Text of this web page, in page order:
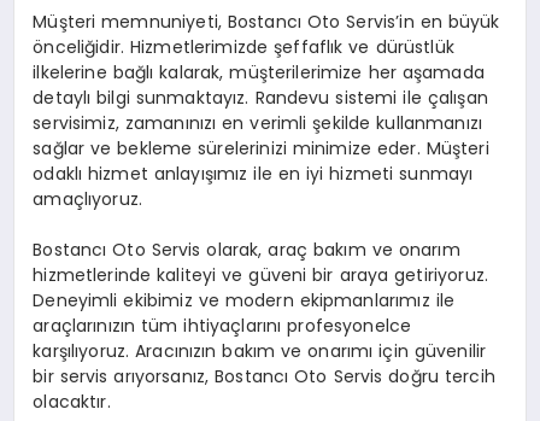
Müşteri memnuniyeti, Bostancı Oto Servis’in en büyük
önceliğidir. Hizmetlerimizde şeffaflık ve dürüstlük
ilkelerine bağlı kalarak, müşterilerimize her aşamada
detaylı bilgi sunmaktayız. Randevu sistemi ile çalışan
servisimiz, zamanınızı en verimli şekilde kullanmanızı
sağlar ve bekleme sürelerinizi minimize eder. Müşteri
odaklı hizmet anlayışımız ile en iyi hizmeti sunmayı
amaçlıyoruz.
Bostancı Oto Servis olarak, araç bakım ve onarım
hizmetlerinde kaliteyi ve güveni bir araya getiriyoruz.
Deneyimli ekibimiz ve modern ekipmanlarımız ile
araçlarınızın tüm ihtiyaçlarını profesyonelce
karşılıyoruz. Aracınızın bakım ve onarımı için güvenilir
bir servis arıyorsanız, Bostancı Oto Servis doğru tercih
olacaktır.